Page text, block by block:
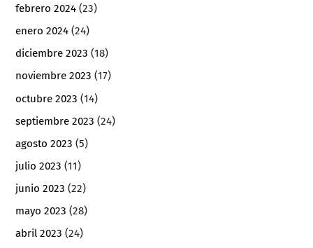
febrero 2024 (23)
enero 2024 (24)
diciembre 2023 (18)
noviembre 2023 (17)
octubre 2023 (14)
septiembre 2023 (24)
agosto 2023 (5)
julio 2023 (11)
junio 2023 (22)
mayo 2023 (28)
abril 2023 (24)